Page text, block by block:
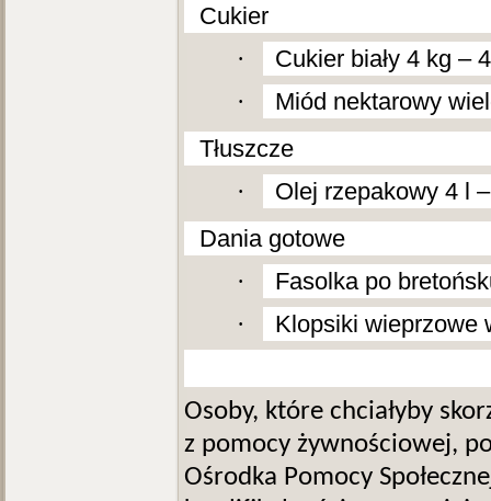
Cukier
·
Cukier biały 4 kg –
·
Miód nektarowy
Tłuszcze
·
Olej rzepakowy 4 l
Dania gotowe
·
Fasolka po
·
Klopsiki wieprzowe
Osoby, które chciałyby
z pomocy żywnościowej,
Ośrodka Pomocy